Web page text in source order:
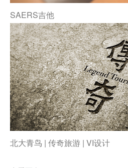
SAERS吉他
北大青鸟 | 传奇旅游 | VI设计